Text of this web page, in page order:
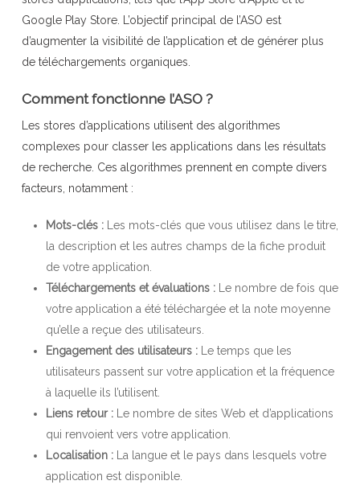
Google Play Store. L’objectif principal de l’ASO est
d’augmenter la visibilité de l’application et de générer plus
de téléchargements organiques.
Comment fonctionne l’ASO ?
Les stores d’applications utilisent des algorithmes
complexes pour classer les applications dans les résultats
de recherche. Ces algorithmes prennent en compte divers
facteurs, notamment :
Mots-clés :Les mots-clés que vous utilisez dans le titre,
la description et les autres champs de la fiche produit
de votre application.
Téléchargements et évaluations :Le nombre de fois que
votre application a été téléchargée et la note moyenne
qu’elle a reçue des utilisateurs.
Engagement des utilisateurs :Le temps que les
utilisateurs passent sur votre application et la fréquence
à laquelle ils l’utilisent.
Liens retour :Le nombre de sites Web et d’applications
qui renvoient vers votre application.
Localisation :La langue et le pays dans lesquels votre
application est disponible.